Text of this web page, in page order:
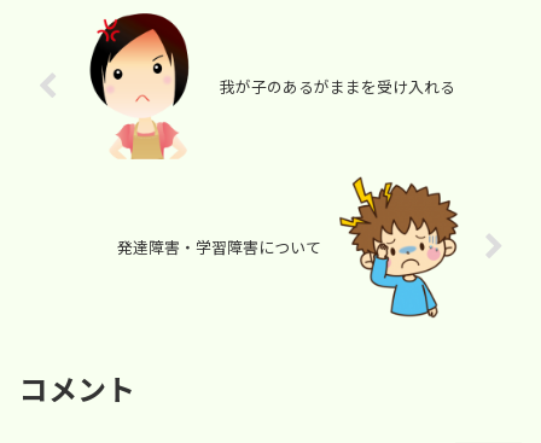
我が子のあるがままを受け入れる
発達障害・学習障害について
コメント